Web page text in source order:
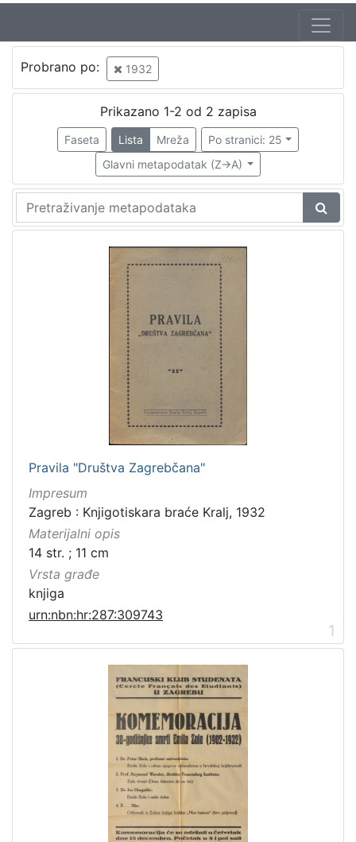
Probrano po: 1932
Prikazano 1-2 od 2 zapisa
Faseta Lista Mreža
Po stranici: 25
Glavni metapodatak (Z->A)
Pravila "Društva Zagrebčana"
Impresum
Zagreb : Knjigotiskara braće Kralj, 1932
Materijalni opis
14 str. ; 11 cm
Vrsta građe
knjiga
urn:nbn:hr:287:309743
1